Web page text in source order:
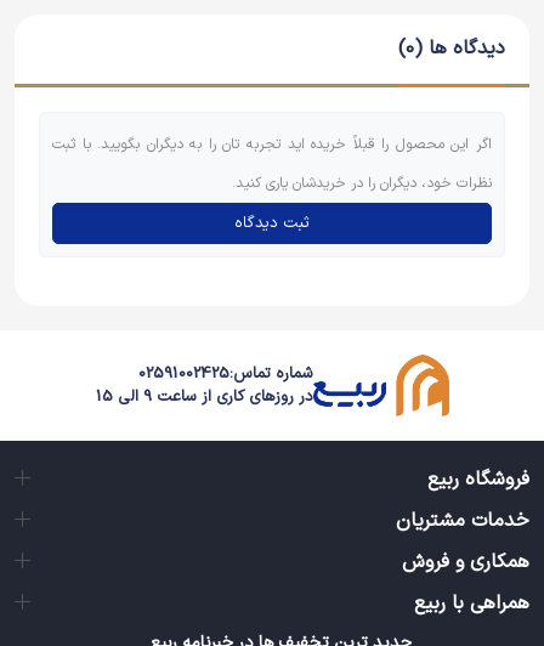
دیدگاه ها (0)
اگر این محصول را قبلاً خریده اید تجربه تان را به دیگران بگویید. با ثبت
نظرات خود، دیگران را در خریدشان یاری کنید.
ثبت دیدگاه
شماره تماس:02591002425
در روزهای کاری از ساعت 9 الی 15
فروشگاه ربیع
خدمات مشتریان
همکاری و فروش
همراهی با ربیع